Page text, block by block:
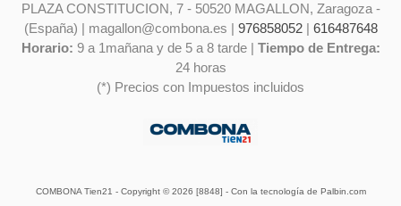
PLAZA CONSTITUCION, 7 - 50520 MAGALLON, Zaragoza -
(España) | magallon@combona.es | 976858052| 616487648
Horario: 9 a 1mañana y de 5 a 8 tarde | Tiempo de Entrega:
24 horas
(*) Precios con Impuestos incluidos
COMBONA Tien21 - Copyright © 2026 [8848] - Con la tecnología de Palbin.com